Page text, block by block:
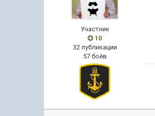
Участник
10
32 публикации
57 боёв